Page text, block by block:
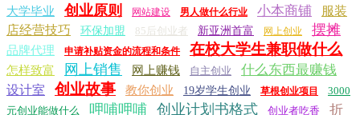
大学毕业 创业原则 网站建设 男人做什么行业 小本商铺
服装
店经营技巧
环保加盟 85后创业者 新亚洲首富 网上创业 摆摊
品牌代理 申请补贴资金的流程和条件 在校大学生兼职做什么
怎样致富 网上销售 网上赚钱 自主创业 什么东西最赚钱
设计室 创业故事 教你创业 19岁学生创业 草根创业项目
3000
元创业能做什么
呷哺呷哺 创业计划书格式 创业者吃香 折